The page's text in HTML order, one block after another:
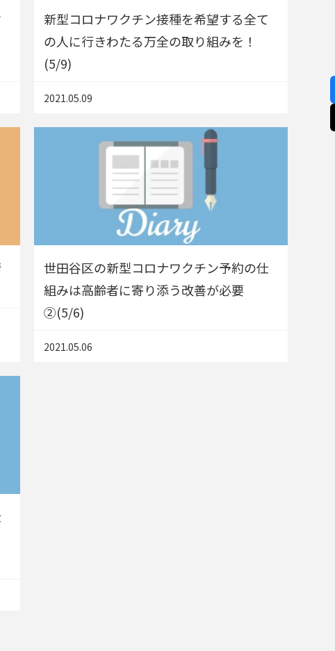
新型コロナワクチン接種を希望する全て
の人に行きわたる万全の取り組みを！
(5/9)
2021.05.09
世田谷区の新型コロナワクチン予約の仕
組みは高齢者に寄り添う改善が必要
②(5/6)
2021.05.06